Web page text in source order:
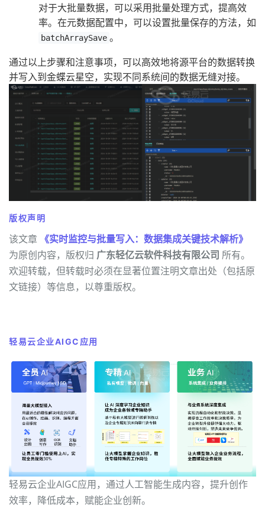
对于大批量数据，可以采用批量处理方式，提高效
率。在元数据配置中，可以设置批量保存的方法，如
batchArraySave 。
通过以上步骤和注意事项，可以高效地将源平台的数据转换
并写入到金蝶云星空，实现不同系统间的数据无缝对接。
版权声明
该文章 《实时监控与批量写入：数据集成关键技术解析》
为原创内容，版权归 广东轻亿云软件科技有限公司 所有。
欢迎转载，但转载时必须在显著位置注明文章出处（包括原
文链接）等信息，以尊重版权。
轻易云企业AIGC应用
轻易云企业AIGC应用，通过人工智能生成内容，提升创作
效率，降低成本，赋能企业创新。